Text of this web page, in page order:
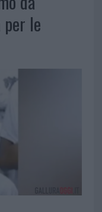
per le